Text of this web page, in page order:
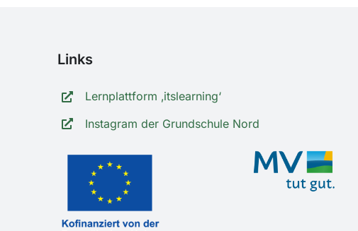
Links
Lernplattform ‚itslearning‘
Instagram der Grundschule Nord